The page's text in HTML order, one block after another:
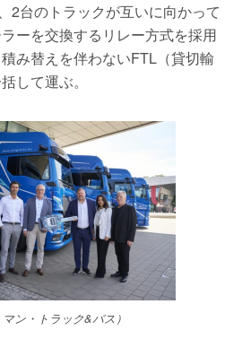
2台のトラックが互いに向かって
ーを交換するリレー方式を採用
み替えを伴わないFTL（貸切輸
して運ぶ。
マン・トラック&バス）